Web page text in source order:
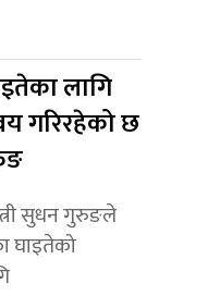
लागि
गरिरहेको छ
सुधन गुरुङले
घाइतेको